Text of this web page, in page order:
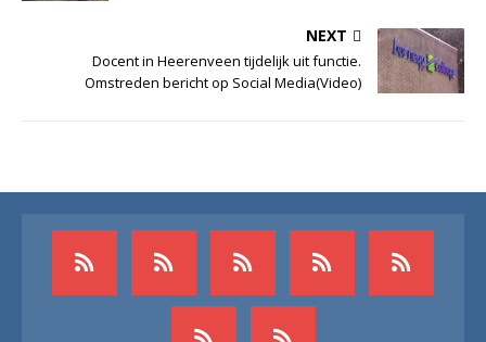
NEXT
Docent in Heerenveen tijdelijk uit functie.
Omstreden bericht op Social Media(Video)